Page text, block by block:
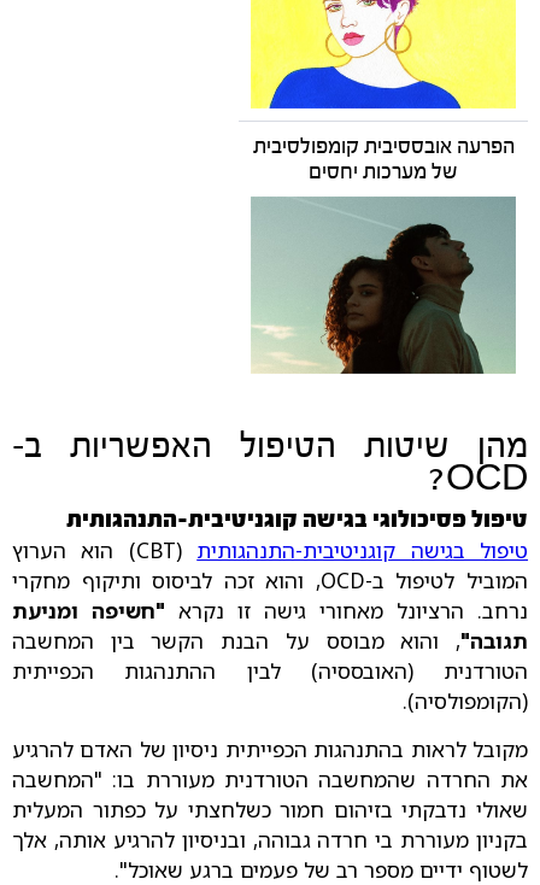
הפרעה אובססיבית קומפולסיבית
של מערכות יחסים
מהן שיטות הטיפול האפשריות ב-
OCD?
טיפול פסיכולוגי בגישה קוגניטיבית-התנהגותית
טיפול בגישה קוגניטיבית-התנהגותית
(CBT) הוא הערוץ
המוביל לטיפול ב-OCD, והוא זכה לביסוס ותיקוף מחקרי
נרחב. הרציונל מאחורי גישה זו נקרא "חשיפה ומניעת
תגובה", והוא מבוסס על הבנת הקשר בין המחשבה
הטורדנית (האובססיה) לבין ההתנהגות הכפייתית
(הקומפולסיה).
מקובל לראות בהתנהגות הכפייתית ניסיון של האדם להרגיע
את החרדה שהמחשבה הטורדנית מעוררת בו: "המחשבה
שאולי נדבקתי בזיהום חמור כשלחצתי על כפתור המעלית
בקניון מעוררת בי חרדה גבוהה, ובניסיון להרגיע אותה, אלך
לשטוף ידיים מספר רב של פעמים ברגע שאוכל".